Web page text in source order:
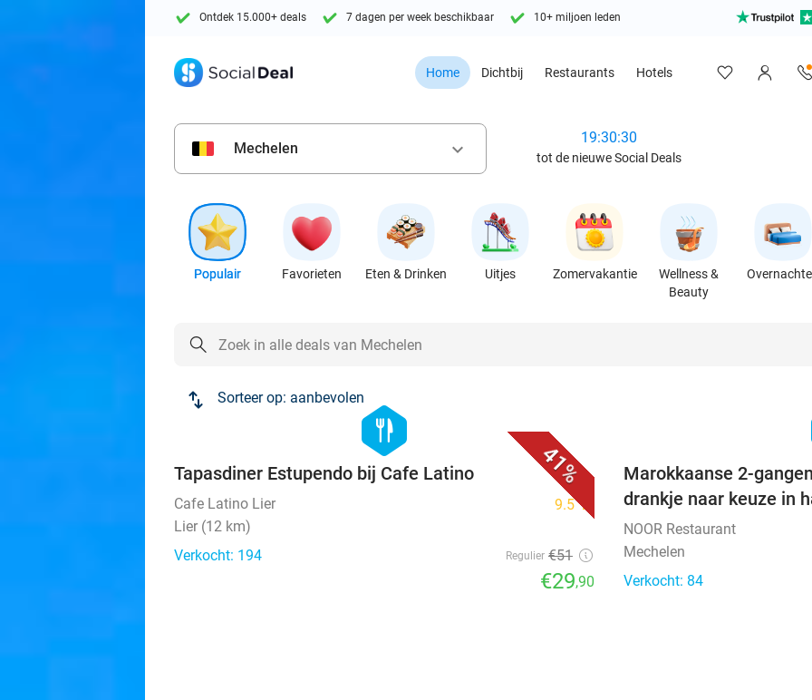
Ontdek 15.000+ deals 7 dagen per week beschikbaar 10+ miljoen leden
Home Dichtbij Restaurants Hotels
Mechelen keyboard_arrow_down
19:30:28
tot de nieuwe Social Deals
Populair Favorieten Eten & Drinken Uitjes Zomervakantie
Wellness &
Beauty
Sorteer op: aanbevolen
41%
hexagon
food
Tapasdiner Estupendo bij Cafe Latino
Cafe Latino Lier 9.5star
Lier (12 km)
Verkocht: 194
Regulier €51
€29,90
Marokkaanse 2-
drankje naar keuze in
NOOR Restaurant
Mechelen
Verkocht: 84